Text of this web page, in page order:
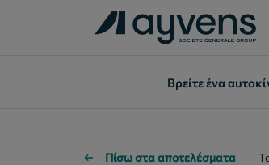
Βρείτε ένα
Πίσω στα αποτελέσματα